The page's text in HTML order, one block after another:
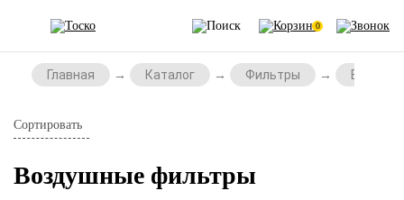
0
Главная Каталог Фильтры
Сортировать
Воздушные фильтры